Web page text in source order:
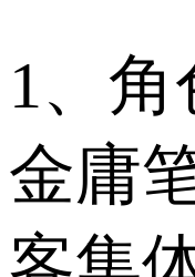
1、角
金庸